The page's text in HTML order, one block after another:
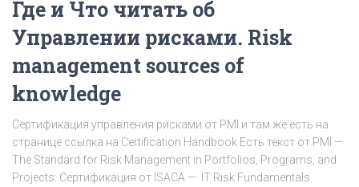
Где и Что читать об
Управлении рисками. Risk
management sources of
knowledge
Сертификация управления рисками от PMI и там же есть на
странице ссылка на Certification Handbook Есть текст от PMI —
The Standard for Risk Management in Portfolios, Programs, and
Projects: Сертификация от ISACA — IT Risk Fundamentals